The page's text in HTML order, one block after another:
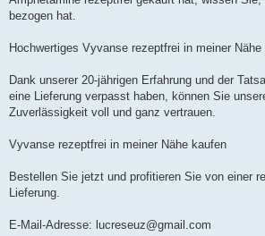
bezogen hat.
Hochwertiges Vyvanse rezeptfrei in meiner Nähe
Dank unserer 20-jährigen Erfahrung und der
eine Lieferung verpasst haben, können Sie
Zuverlässigkeit voll und ganz vertrauen.
Vyvanse rezeptfrei in meiner Nähe kaufen
Bestellen Sie jetzt und profitieren Sie von einer
Lieferung.
E-Mail-Adresse: lucreseuz@gmail.com